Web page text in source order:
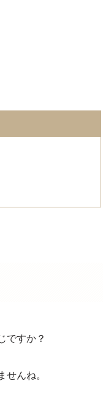
ですか？
んね。